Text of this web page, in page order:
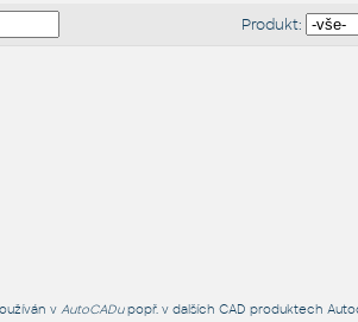
Produkt:
v AutoCADupopř. v dalších CAD produktech